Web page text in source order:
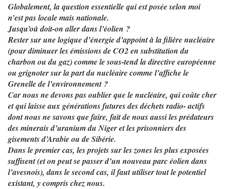
Globalement, la question essentielle qui est posée selon moi
n’est pas locale mais nationale.
Jusqu’où doit-on aller dans l’éolien ?
Rester sur une logique d’énergie d’appoint à la filière nucléaire
(pour diminuer les émissions de CO2 en substitution du
charbon ou du gaz) comme le sous-tend la directive européenne
ou grignoter sur la part du nucléaire comme l’affiche le
Grenelle de l’environnement ?
Car nous ne devons pas oublier que le nucléaire, qui coûte cher
et qui laisse aux générations futures des déchets radio- actifs
dont nous ne savons que faire, fait de nous aussi les prédateurs
des minerais d’uranium du Niger et les prisonniers des
gisements d’Arabie ou de Sibérie.
Dans le premier cas, les projets sur les zones les plus exposées
suffisent (et on peut se passer d’un nouveau parc éolien dans
l’avesnois), dans le second cas, il faut utiliser tout le potentiel
existant, y compris chez nous.